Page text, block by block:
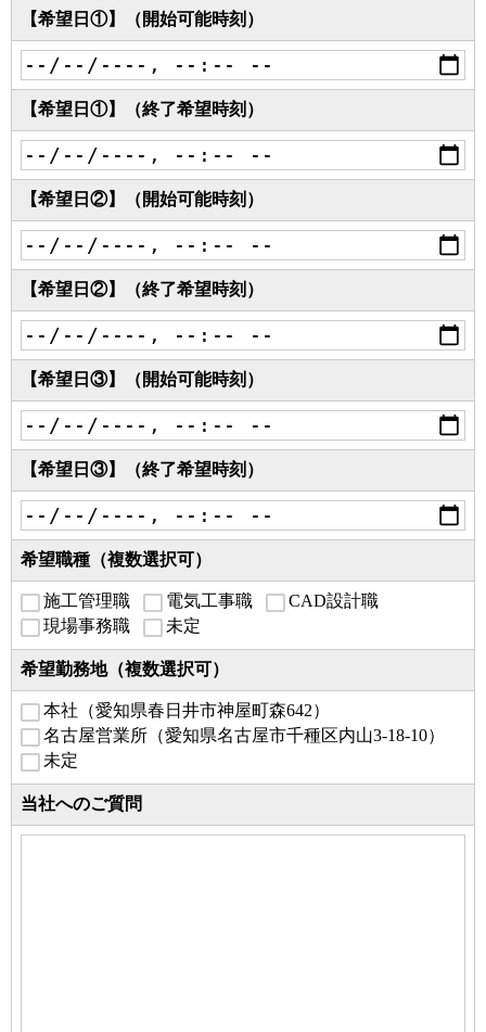
【希望日①】（開始可能時刻）
【希望日①】（終了希望時刻）
【希望日②】（開始可能時刻）
【希望日②】（終了希望時刻）
【希望日③】（開始可能時刻）
【希望日③】（終了希望時刻）
希望職種（複数選択可）
施工管理職 電気工事職
CAD設計職
現場事務職
未定
希望勤務地（複数選択可）
本社（愛知県春日井市神屋町森642）
名古屋営業所（愛知県名古屋市千種区内山3-18-10）
未定
当社へのご質問